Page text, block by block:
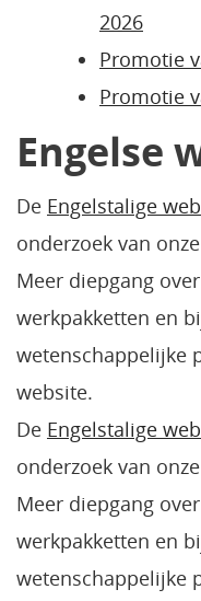
2026
Promotie
Promotie
Engelse
De Engelstalige
onderzoek van
Meer diepgang
werkpakketten en
wetenschappelijke
website.
De Engelstalige
onderzoek van
Meer diepgang
werkpakketten en
wetenschappelijke